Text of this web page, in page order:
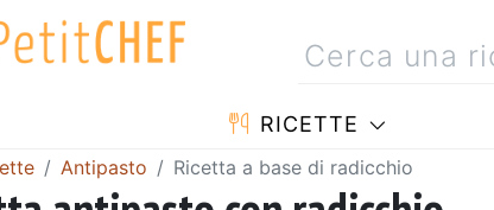
RICETTE
Antipasto Ricetta a base di radicchio